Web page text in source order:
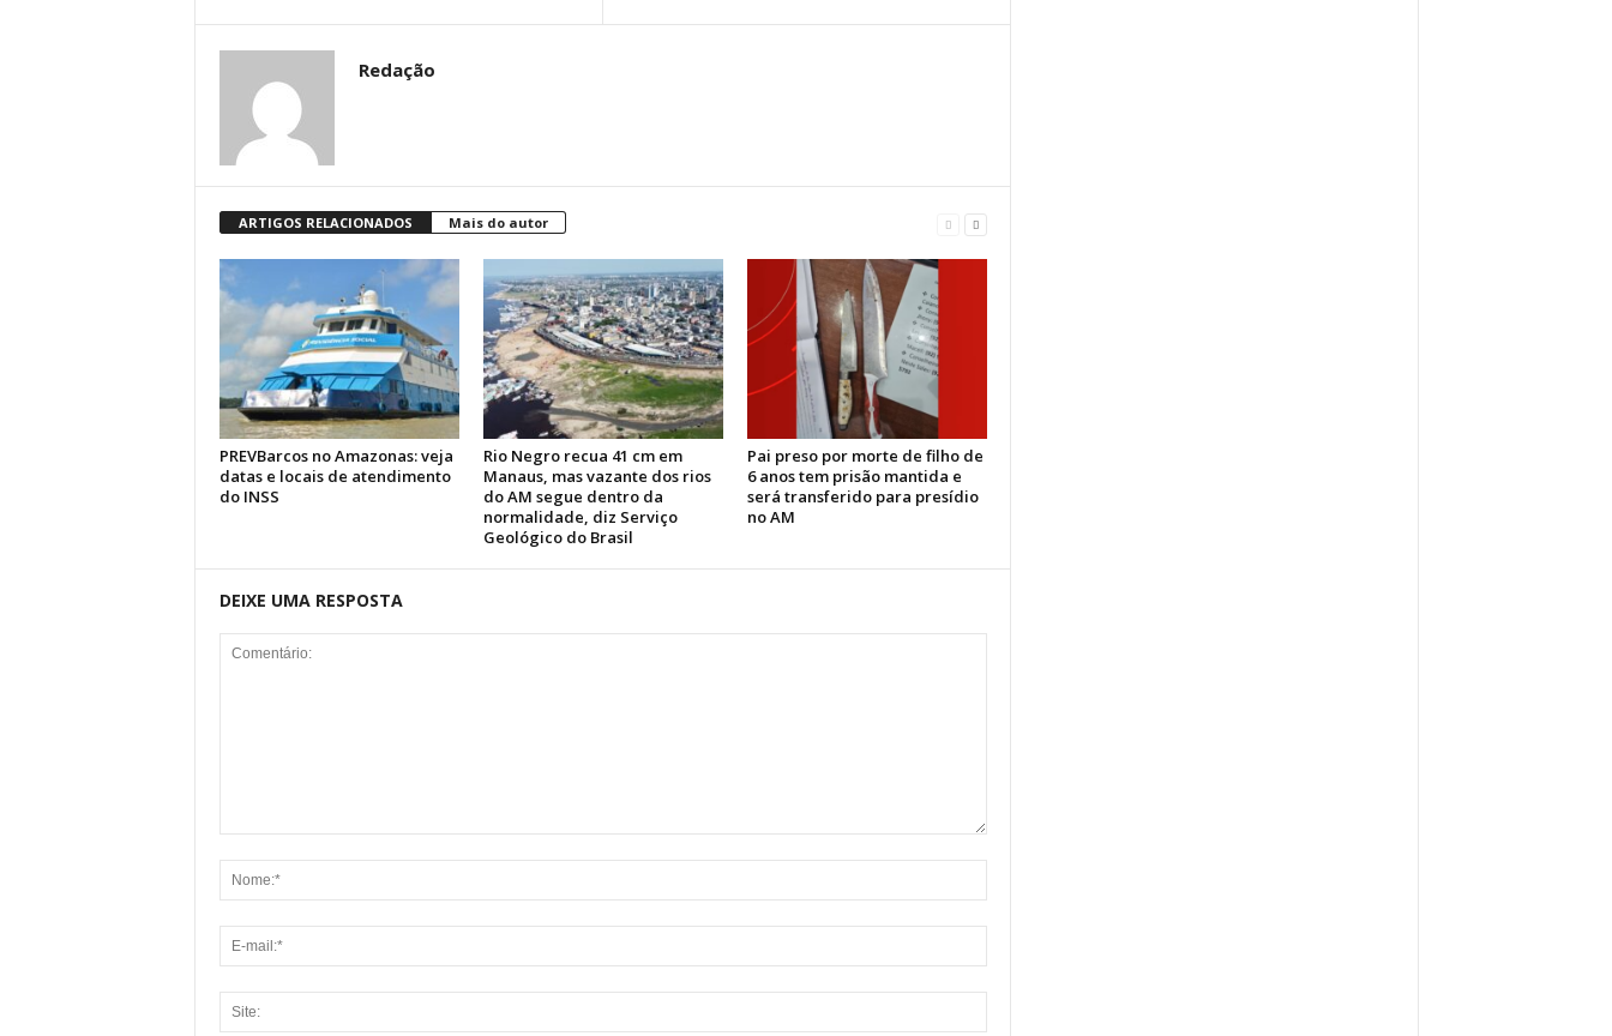
Redação
ARTIGOS RELACIONADOS Mais do autor
PREVBarcos no Amazonas: veja
datas e locais de atendimento
do INSS
Rio Negro recua 41 cm em
Manaus, mas vazante dos rios
do AM segue dentro da
normalidade, diz Serviço
Geológico do Brasil
Pai preso por morte de filho de
6 anos tem prisão mantida e
será transferido para presídio
no AM
DEIXE UMA RESPOSTA